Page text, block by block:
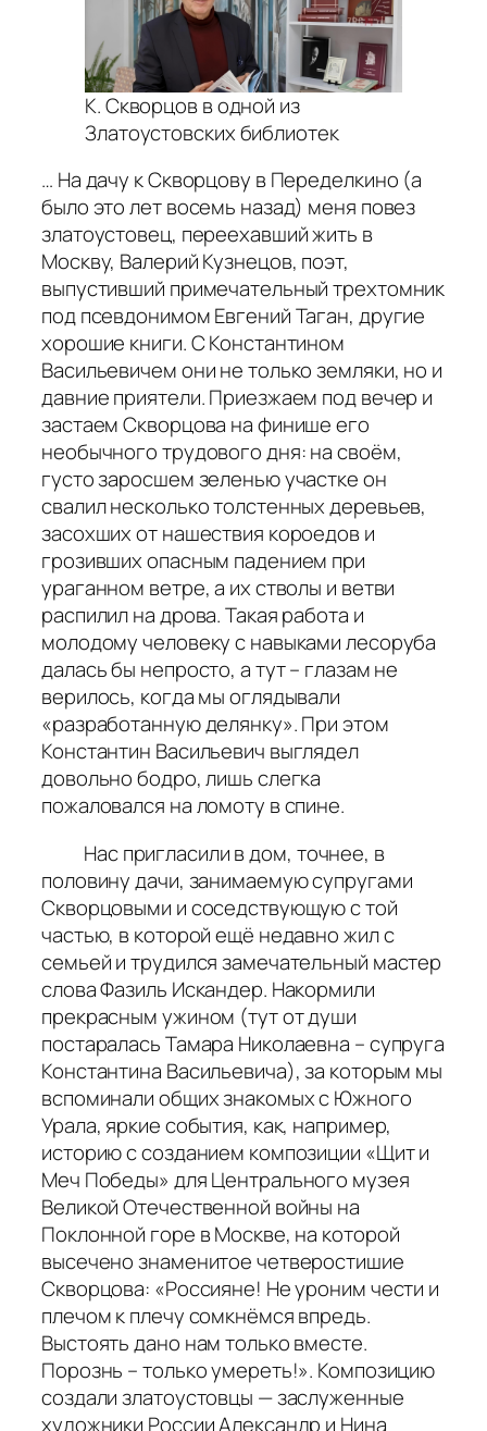
К. Скворцов в одной из
Златоустовских библиотек
… На дачу к Скворцову в Переделкино (а
было это лет восемь назад) меня повез
златоустовец, переехавший жить в
Москву, Валерий Кузнецов, поэт,
выпустивший примечательный трехтомник
под псевдонимом Евгений Таган, другие
хорошие книги. С Константином
Васильевичем они не только земляки, но и
давние приятели. Приезжаем под вечер и
застаем Скворцова на финише его
необычного трудового дня: на своём,
густо заросшем зеленью участке он
свалил несколько толстенных деревьев,
засохших от нашествия короедов и
грозивших опасным падением при
ураганном ветре, а их стволы и ветви
распилил на дрова. Такая работа и
молодому человеку с навыками лесоруба
далась бы непросто, а тут – глазам не
верилось, когда мы оглядывали
«разработанную делянку». При этом
Константин Васильевич выглядел
довольно бодро, лишь слегка
пожаловался на ломоту в спине.
Нас пригласили в дом, точнее, в
половину дачи, занимаемую супругами
Скворцовыми и соседствующую с той
частью, в которой ещё недавно жил с
семьей и трудился замечательный мастер
слова Фазиль Искандер. Накормили
прекрасным ужином (тут от души
постаралась Тамара Николаевна – супруга
Константина Васильевича), за которым мы
вспоминали общих знакомых с Южного
Урала, яркие события, как, например,
историю с созданием композиции «Щит и
Меч Победы» для Центрального музея
Великой Отечественной войны на
Поклонной горе в Москве, на которой
высечено знаменитое четверостишие
Скворцова: «Россияне! Не уроним чести и
плечом к плечу сомкнёмся впредь.
Выстоять дано нам только вместе.
Порознь – только умереть!». Композицию
создали златоустовцы — заслуженные
художники России Александр и Нина